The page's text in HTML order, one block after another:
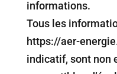
informations.
Tous les
https://aer-
indicatif, sont non